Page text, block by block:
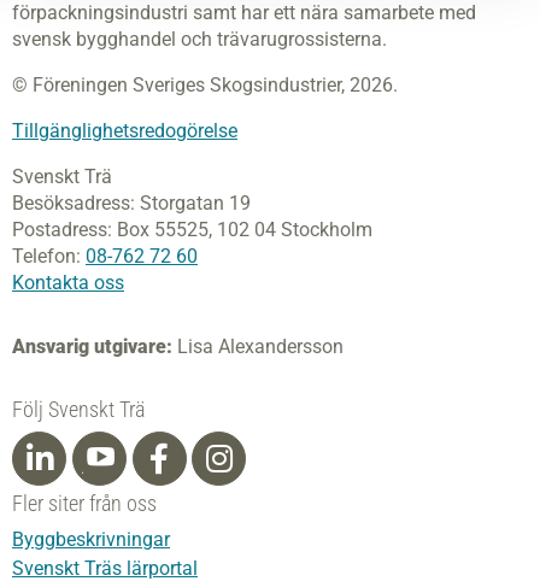
förpackningsindustri samt har ett nära samarbete med
svensk bygghandel och trävarugrossisterna.
© Föreningen Sveriges Skogsindustrier, 2026.
Tillgänglighetsredogörelse
Svenskt Trä
Besöksadress: Storgatan 19
Postadress: Box 55525, 102 04 Stockholm
Telefon: 08-762 72 60
Kontakta oss
Ansvarig utgivare: Lisa Alexandersson
Följ Svenskt Trä
Fler siter från oss
Byggbeskrivningar
Svenskt Träs lärportal